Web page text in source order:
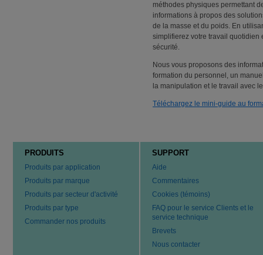
méthodes physiques permettant
informations à propos des
de la masse et du poids. En
simplifierez votre travail quotidien
sécurité.
Nous vous proposons des
formation du personnel, un
la manipulation et le travail avec
Téléchargez le mini-guide au
PRODUITS
Produits par application
Produits par marque
Produits par secteur d'activité
Produits par type
Commander nos produits
SUPPORT
Aide
Commentaires
Cookies (témoins)
FAQ pour le service Clients et le
service technique
Brevets
Nous contacter